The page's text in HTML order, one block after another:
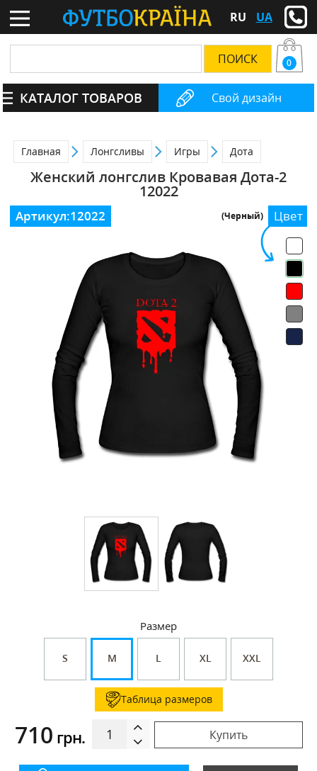
RU UA
Свой дизайн
0
КАТАЛОГ ТОВАРОВ
Главная Лонгсливы Игры Дота
Женский лонгслив Кровавая Дота-2
12022
Цвет
(Черный)
Размер
S M L XL XXL
Таблица размеров
710 грн. Купить
Артикул:12022